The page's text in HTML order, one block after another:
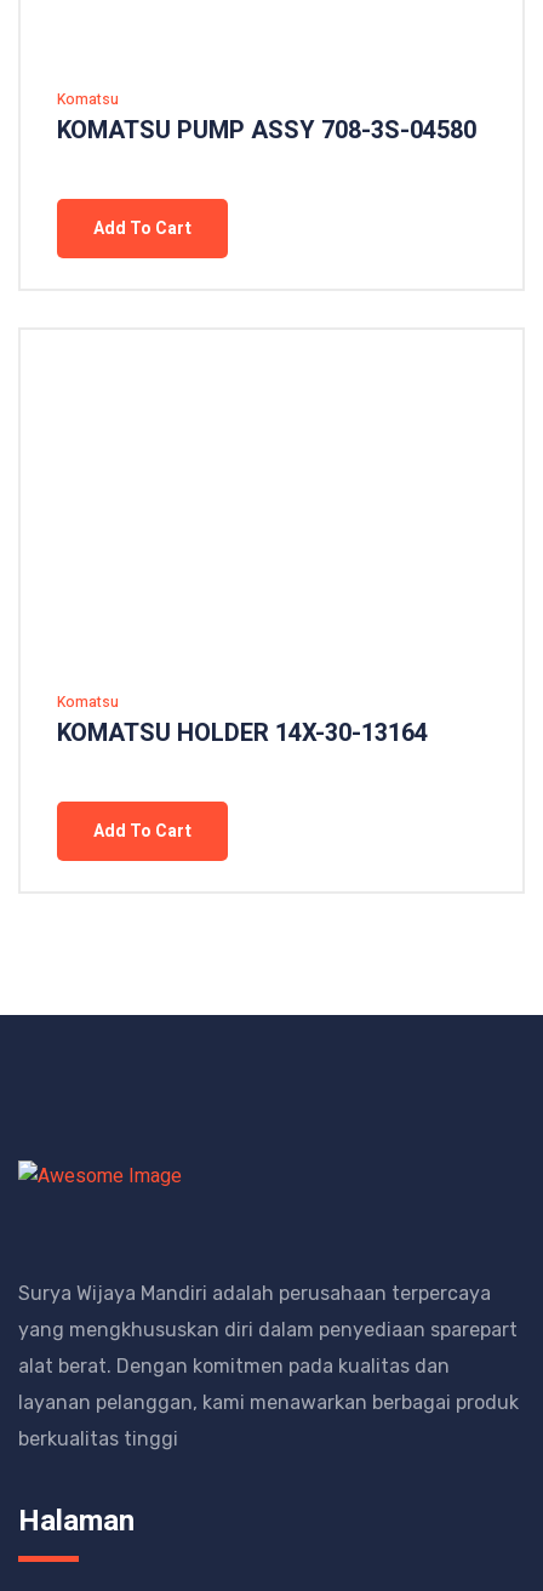
Komatsu
KOMATSU PUMP ASSY 708-3S-04580
Add To Cart
Komatsu
KOMATSU HOLDER 14X-30-13164
Add To Cart
Surya Wijaya Mandiri adalah perusahaan terpercaya
yang mengkhususkan diri dalam penyediaan sparepart
alat berat. Dengan komitmen pada kualitas dan
layanan pelanggan, kami menawarkan berbagai produk
berkualitas tinggi
Halaman